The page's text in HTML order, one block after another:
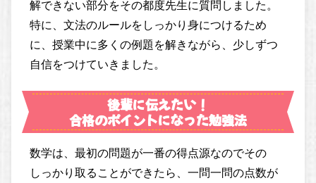
解できない部分をその都度先生に質問しました。
特に、文法のルールをしっかり身につけるため
に、授業中に多くの例題を解きながら、少しずつ
自信をつけていきました。
後輩に伝えたい！
合格のポイントになった勉強法
数学は、最初の問題が一番の得点源なのでその
しっかり取ることができたら、一問一問の点数が